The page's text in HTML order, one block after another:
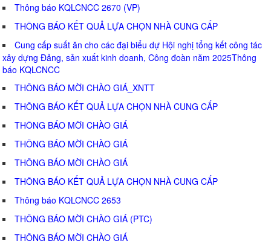
Thông báo KQLCNCC 2670 (VP)
THÔNG BÁO KẾT QUẢ LỰA CHỌN NHÀ CUNG CẤP
Cung cấp suất ăn cho các đại biểu dự Hội nghị tổng kết công tác
xây dựng Đảng, sản xuất kinh doanh, Công đoàn năm 2025Thông
báo KQLCNCC
THÔNG BÁO MỜI CHÀO GIÁ_XNTT
THÔNG BÁO KẾT QUẢ LỰA CHỌN NHÀ CUNG CẤP
THÔNG BÁO MỜI CHÀO GIÁ
THÔNG BÁO MỜI CHÀO GIÁ
THÔNG BÁO MỜI CHÀO GIÁ
THÔNG BÁO KẾT QUẢ LỰA CHỌN NHÀ CUNG CẤP
Thông báo KQLCNCC 2653
THÔNG BÁO MỜI CHÀO GIÁ (PTC)
THÔNG BÁO MỜI CHÀO GIÁ